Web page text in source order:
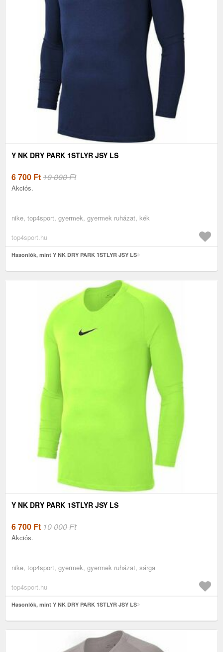
Y NK DRY PARK 1STLYR JSY LS
6 700 Ft10 000 Ft
Akciós.
nike, top4sport, gyermek, gyermek ruházat, kék
top4sport.hu
Hasonlók, mint Y NK DRY PARK 1STLYR JSY LS
Y NK DRY PARK 1STLYR JSY LS
6 700 Ft10 000 Ft
Akciós.
nike, top4sport, gyermek, gyermek ruházat, sárga
top4sport.hu
Hasonlók, mint Y NK DRY PARK 1STLYR JSY LS